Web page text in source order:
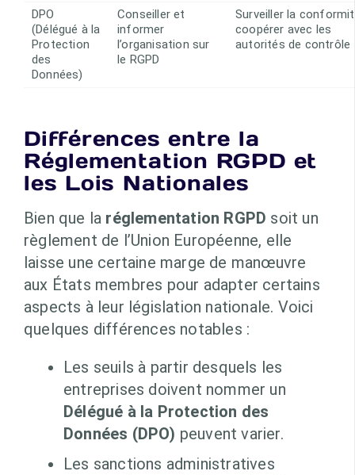
DPO
(Délégué à la
Protection
des
Données)
Conseiller et
informer
l’organisation sur
le RGPD
Surveiller la
coopérer avec les
autorités de contrôle
Différences entre la
Réglementation RGPD et
les Lois Nationales
Bien que la réglementation RGPD soit un
règlement de l’Union Européenne, elle
laisse une certaine marge de manœuvre
aux États membres pour adapter certains
aspects à leur législation nationale. Voici
quelques différences notables :
Les seuils à partir desquels les
entreprises doivent nommer un
Délégué à la Protection des
Données (DPO) peuvent varier.
Les sanctions administratives